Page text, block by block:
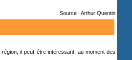
Source : Arthur Quentin
il peut être intéressant, au moment des